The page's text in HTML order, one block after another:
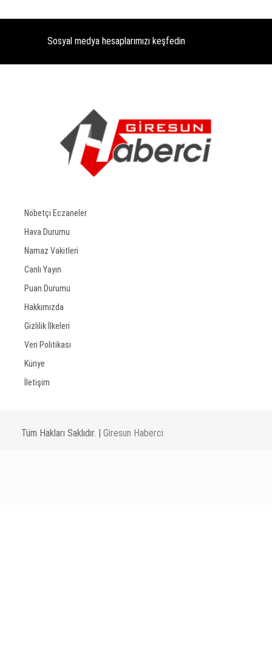
Sosyal medya hesaplarımızı keşfedin
Nöbetçi Eczaneler
Hava Durumu
Namaz Vakitleri
Canlı Yayın
Puan Durumu
Hakkımızda
Gizlilik İlkeleri
Veri Politikası
Künye
İletişim
Tüm Hakları Saklıdır. | Giresun Haberci